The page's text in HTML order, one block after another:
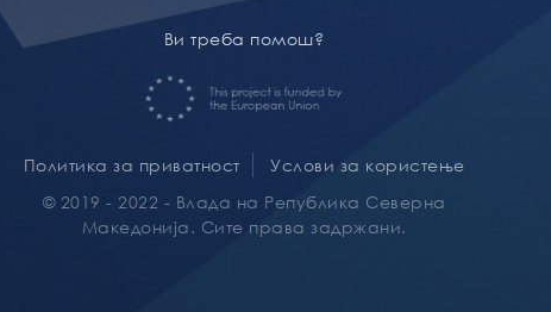
Ви треба помош?
Политика за приватност
Услови за користење
© 2019 - 2022 - Влада на Република Северна
Македонија. Сите права задржани.